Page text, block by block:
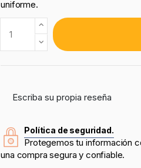
uniforme.
Escriba su propia reseña
Política de seguridad.
Protegemos tu información
una compra segura y confiable.